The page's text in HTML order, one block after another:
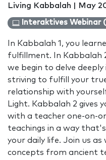
Living Kabbalah | May
Interaktives Webinar
In Kabbalah 1, you
fulfillment. In Kabbalah
we begin to delve
striving to fulfill your
relationship with
Light. Kabbalah 2
with a teacher one-on-
teachings in a way
your daily life. Join us
concepts from ancient